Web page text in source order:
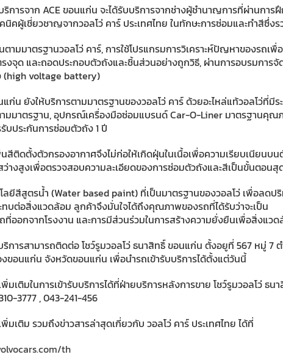
การจาก ACE ขอนแก่น จะได้รับบริการจากช่างผู้ชำนาญการที่ผ่านการ
คผู้เชี่ยวชาญจากวอลโว่ คาร์ ประเทศไทย ในทักษะการซ่อมและทำสีซึ่ง
ามมาตรฐานวอลโว่ คาร์, การใช้โปรแกรมการวิเคราะห์ปัญหาของรถเพื่
จุด และถอดประกอบตัวถังและชิ้นส่วนอย่างถูกวิธี, ผ่านการอบรมการจั
(high voltage battery)
ก่น ยังให้บริการตามมาตรฐานของวอลโว่ คาร์ ด้วยอะไหล่แท้วอลโว่ที่มีร
ามมาตรฐาน, อุปกรณ์เครื่องมือซ่อมแบรนด์ Car-O-Liner มาตรฐานคุณ
บประกันการซ่อมตัวถัง 1 ปี
สีติดตั้งตัวกรองอากาศจึงไม่ก่อให้เกิดฝุ่นในเนื้อเพื่อความเรียบเนียนบ
ว่างสูงเพื่อตรวจสอบความละเอียดของการซ่อมตัวถังและสีเป็นขั้นตอนสุ
โลยีสีสูตรน้ำ (Water based paint) ที่เป็นมาตรฐานของวอลโว่ เพื่อลดป
บต่อสิ่งแวดล้อม ลูกค้าจึงมั่นใจได้ถึงคุณภาพของรถที่ได้รับว่าจะเป็น
ที่ออกจากโรงงาน และการมีส่วนร่วมในการสร้างความยั่งยืนเพื่อสิ่งแว
ริการสามารถติดต่อ โชว์รูมวอลโว่ ธนาสิทธิ์ ขอนแก่น ตั้งอยูที่ 567 หมู่ 7
ขอนแก่น จังหวัดขอนแก่น เพื่อนำรถเข้ารับบริการได้ตั้งแต่วันนี้
เติมในการเข้ารับบริการได้ที่ฝ่ายบริการหลังการขาย โชว์รูมวอลโว่ ธน
3777 , 043-241-456
มเติม รวมถึงข่าวสารล่าสุดเกี่ยวกับ วอลโว่ คาร์ ประเทศไทย ได้ที่
th